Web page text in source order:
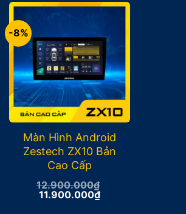
-8%
Màn Hình Android
Zestech ZX10 Bản
Cao Cấp
12.900.000₫
Giá
11.900.000₫Giá